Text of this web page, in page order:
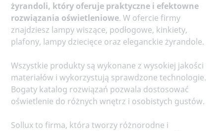
żyrandoli, który oferuje praktyczne i efektowne
rozwiązania oświetleniowe. W ofercie firmy
znajdziesz lampy wiszące, podłogowe, kinkiety,
plafony, lampy dziecięce oraz eleganckie żyrandole.
Wszystkie produkty są wykonane z wysokiej jakości
materiałów i wykorzystują sprawdzone technologie.
Bogaty katalog rozwiązań pozwala dostosować
oświetlenie do różnych wnętrz i osobistych gustów.
Sollux to firma, która tworzy różnorodne i